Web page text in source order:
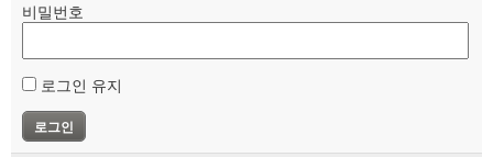
비밀번호
로그인 유지